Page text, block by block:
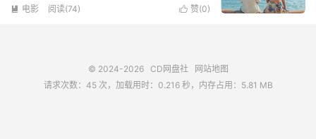
 赞(0)
 电影 阅读(74)
© 2024-2026 CD网盘社
网站地图
请求次数：45 次，加载用时：0.216 秒，内存占用：5.81 MB